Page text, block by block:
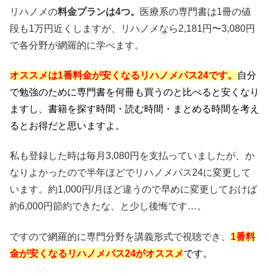
リハノメの料金プランは4つ。
医療系の専門書は1冊の値
段も1万円近くしますが、リハノメなら2,181円〜3,080円
で各分野が網羅的に学べます。
オススメは1番料金が安くなるリハノメパス24です。
自分
で勉強のために専門書を何冊も買うのと比べると安くなり
ますし、書籍を探す時間・読む時間・まとめる時間を考え
るとお得だと思いますよ。
私も登録した時は毎月3,080円を支払っていましたが、か
なりよかったので半年ほどでリハノメパス24に変更して
います。約1,000円/月ほど違うので早めに変更しておけば
約6,000円節約できたな、と少し後悔です…。
ですので網羅的に専門分野を講義形式で視聴でき、 1番料
金が安くなるリハノメパス24がオススメです。